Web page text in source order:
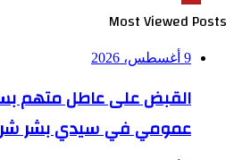
Most Viewed Posts
9 أغسطس، 2026
القبض على عاطل متهم
عمومي في سيدي بشر